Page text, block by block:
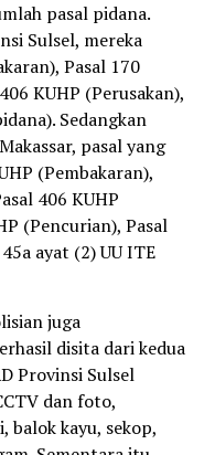
pasal pidana.
Sulsel, mereka
Pasal 170
KUHP (Perusakan),
Sedangkan
pasal yang
(Pembakaran),
406 KUHP
(Pencurian), Pasal
ayat (2) UU ITE
juga
disita dari kedua
Provinsi Sulsel
dan foto,
balok kayu, sekop,